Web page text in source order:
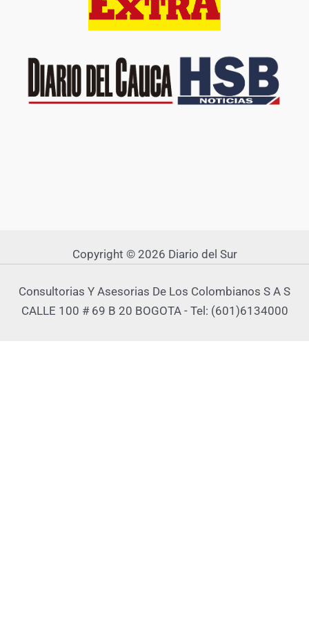
Copyright © 2026 Diario del Sur
Consultorias Y Asesorias De Los Colombianos S A S
CALLE 100 # 69 B 20 BOGOTA - Tel: (601)6134000